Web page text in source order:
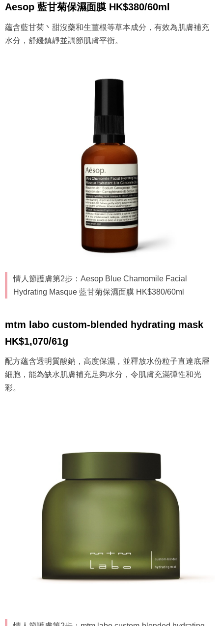
Aesop 藍甘菊保濕面膜 HK$380/60ml
蘊含藍甘菊丶甜沒藥和生薑根等草本成分，有效為肌膚補充
水分，舒緩鎮靜並調節肌膚平衡。
情人節護膚第2步：Aesop Blue Chamomile Facial
Hydrating Masque 藍甘菊保濕面膜 HK$380/60ml
mtm labo custom-blended hydrating mask
HK$1,070/61g
配方蘊含透明質酸鈉，高度保濕，並釋放水份粒子直達底層
細胞，能為缺水肌膚補充足夠水分，令肌膚充滿彈性和光
彩。